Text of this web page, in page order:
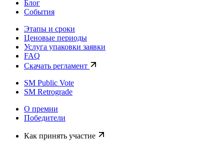
Блог
События
Этапы и сроки
Ценовые периоды
Услуга упаковки заявки
FAQ
Скачать регламент
SM Public Vote
SM Retrograde
О премии
Победители
Как принять участие